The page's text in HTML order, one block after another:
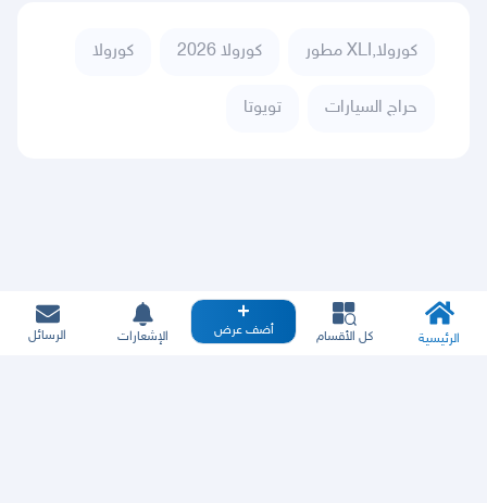
كورولا,XLI مطور كورولا 2026 كورولا
حراج السيارات تويوتا
الرئيسية كل الأقسام أضف عرض الإشعارات الرسائل